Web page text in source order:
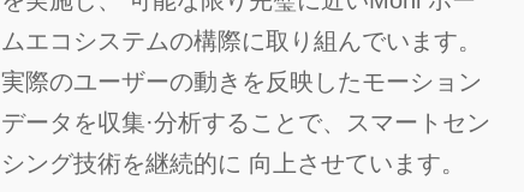
ムエコシステムの構際に取り組んでいます。
実際のユーザーの動きを反映したモーション
データを収集·分析することで、スマートセン
シング技術を継続的に 向上させています。